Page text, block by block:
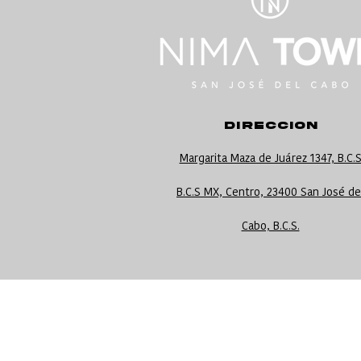
DIRECCION
Margarita Maza de Juárez 1347, B.C.S
B.C.S MX, Centro, 23400 San José
Cabo, B.C.S.